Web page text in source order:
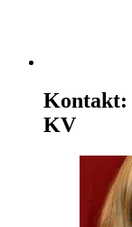
Kontakt:
KV